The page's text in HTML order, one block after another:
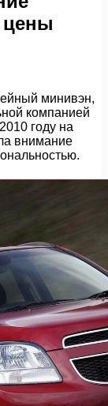
цены
минивэн,
компанией
году на
внимание